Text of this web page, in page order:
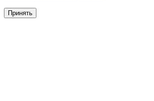
Принять